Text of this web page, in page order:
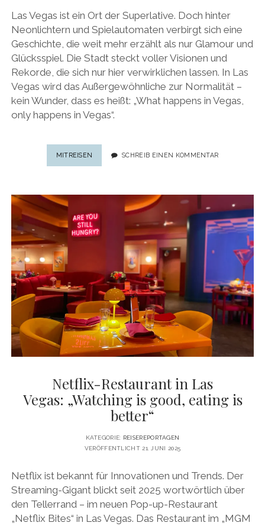
Las Vegas ist ein Ort der Superlative. Doch hinter
Neonlichtern und Spielautomaten verbirgt sich eine
Geschichte, die weit mehr erzählt als nur Glamour und
Glücksspiel. Die Stadt steckt voller Visionen und
Rekorde, die sich nur hier verwirklichen lassen. In Las
Vegas wird das Außergewöhnliche zur Normalität –
kein Wunder, dass es heißt: „What happens in Vegas,
only happens in Vegas“.
MITREISEN STADT
DER
SCHILLERNDE
SKURRILE
FAKTEN
SCHREIB EINEN KOMMENTAR
Netflix-Restaurant in Las
Vegas: „Watching is good, eating is
better“
KATEGORIE: REISEREPORTAGEN
VERÖFFENTLICHT 21. JUNI 2025
Netflix ist bekannt für Innovationen und Trends. Der
Streaming-Gigant blickt seit 2025 wortwörtlich über
den Tellerrand – im neuen Pop-up-Restaurant
„Netflix Bites“ in Las Vegas. Das Restaurant im „MGM